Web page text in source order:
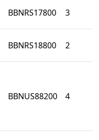
BBNRS17800 3
BBNRS18800 2
BBNUS88200 4